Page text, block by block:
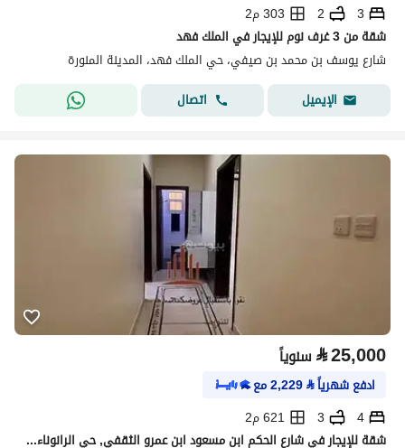
3
2
303 م2
شقة من 3 غرف نوم للإيجار في الملك فهد
شارع يوسف بن محمد بن صيفي، حي الملك فهد، المدينة المنورة
الإيميل
اتصال
⃁25,000 سنوياً
ادفع شهرياً⃁
2,229مع
4
3
621 م2
شقة للإيجار في شارع الحكم ابن مسعود ابن عمرو الثقفي, حي الرانوناء, مدينة المدينة المنورة, منطقة المدينة المنورة